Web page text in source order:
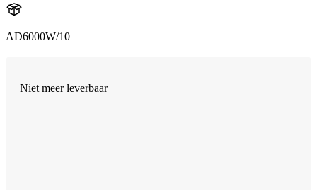
AD6000W/10
Niet meer leverbaar